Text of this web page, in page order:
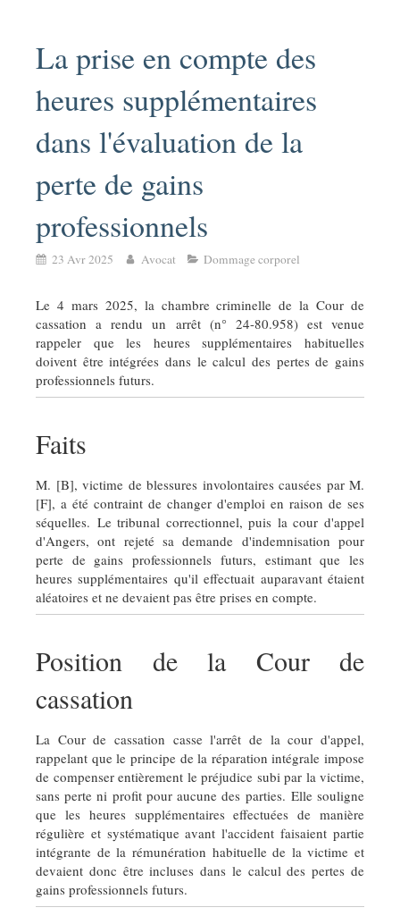
La prise en compte des
heures supplémentaires
dans l'évaluation de la
perte de gains
professionnels
23 Avr 2025 Avocat Dommage corporel
Le 4 mars 2025, la chambre criminelle de la Cour de
cassation a rendu un arrêt (n° 24-80.958) est venue
rappeler que les heures supplémentaires habituelles
doivent être intégrées dans le calcul des pertes de gains
professionnels futurs.
Faits
M. [B], victime de blessures involontaires causées par M.
[F], a été contraint de changer d'emploi en raison de ses
séquelles. Le tribunal correctionnel, puis la cour d'appel
d'Angers, ont rejeté sa demande d'indemnisation pour
perte de gains professionnels futurs, estimant que les
heures supplémentaires qu'il effectuait auparavant étaient
aléatoires et ne devaient pas être prises en compte.
Position de la Cour de
cassation
La Cour de cassation casse l'arrêt de la cour d'appel,
rappelant que le principe de la réparation intégrale impose
de compenser entièrement le préjudice subi par la victime,
sans perte ni profit pour aucune des parties. Elle souligne
que les heures supplémentaires effectuées de manière
régulière et systématique avant l'accident faisaient partie
intégrante de la rémunération habituelle de la victime et
devaient donc être incluses dans le calcul des pertes de
gains professionnels futurs.